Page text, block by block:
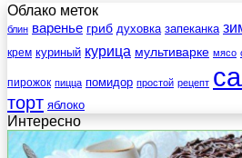
Облако меток
блин варенье гриб духовка запеканка
крем куриный курица мультиварке мясо
пирожок пицца помидор простой рецепт
торт яблоко
Интересно